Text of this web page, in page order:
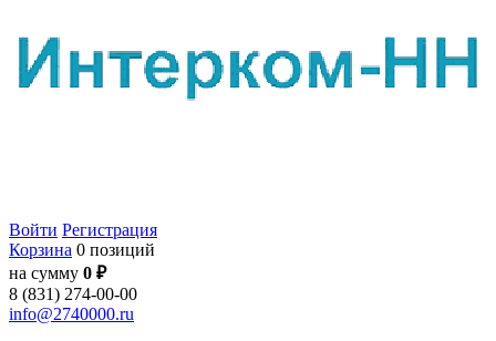
Войти Регистрация
Корзина 0 позиций
на сумму 0 ₽
8 (831) 274-00-00
info@2740000.ru